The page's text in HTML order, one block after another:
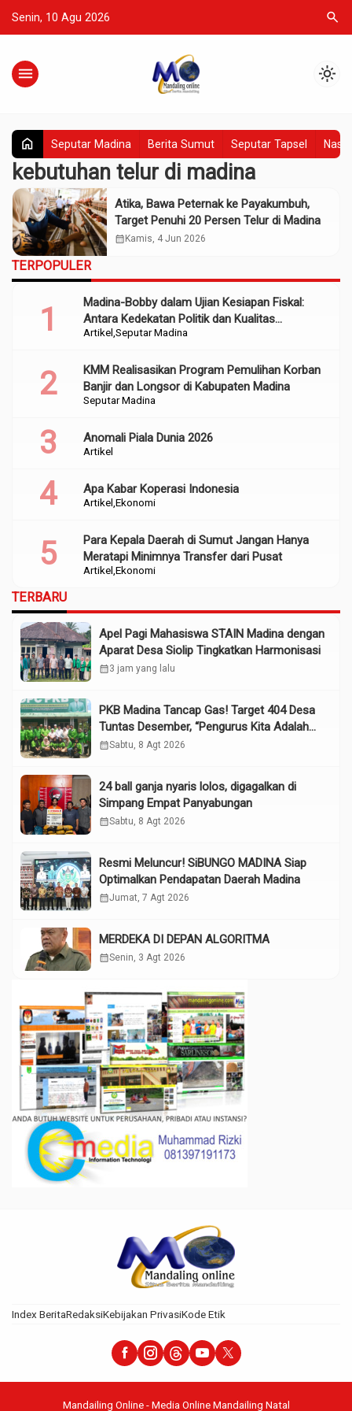
Senin, 10 Agu 2026 search
menu light_mode
home Seputar Madina Berita Sumut Seputar Tapsel
kebutuhan telur di madina
Atika, Bawa Peternak ke Payakumbuh,
Target Penuhi 20 Persen Telur di Madina
calendar_month Kamis, 4 Jun 2026
TERPOPULER
Artikel Seputar Madina
Madina-Bobby dalam Ujian Kesiapan Fiskal:
Antara Kedekatan Politik dan Kualitas
Perencanaan
Seputar Madina
KMM Realisasikan Program Pemulihan Korban
Banjir dan Longsor di Kabupaten Madina
Artikel
Anomali Piala Dunia 2026
Artikel Ekonomi
Apa Kabar Koperasi Indonesia
Artikel Ekonomi
Para Kepala Daerah di Sumut Jangan Hanya
Meratapi Minimnya Transfer dari Pusat
TERBARU
Apel Pagi Mahasiswa STAIN Madina dengan
Aparat Desa Siolip Tingkatkan Harmonisasi
calendar_month3 jam yang lalu
PKB Madina Tancap Gas! Target 404 Desa
Tuntas Desember, “Pengurus Kita Adalah
Tokoh”
calendar_monthSabtu, 8 Agt 2026
24 ball ganja nyaris lolos, digagalkan di
Simpang Empat Panyabungan
calendar_monthSabtu, 8 Agt 2026
Resmi Meluncur! SiBUNGO MADINA Siap
Optimalkan Pendapatan Daerah Madina
calendar_monthJumat, 7 Agt 2026
MERDEKA DI DEPAN ALGORITMA
calendar_monthSenin, 3 Agt 2026
Index BeritaRedaksiKebijakan PrivasiKode Etik
Mandailing Online - Media Online Mandailing Natal